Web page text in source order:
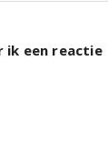
ik een reactie